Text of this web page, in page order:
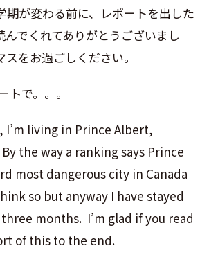
期が変わる前に、レポートを出した
んでくれてありがとうございまし
をお過ごしください。
トで。。。
I’m living in Prince Albert,
the way a ranking says Prince
most dangerous city in Canada
so but anyway I have stayed
months. I’m glad if you read
of this to the end.